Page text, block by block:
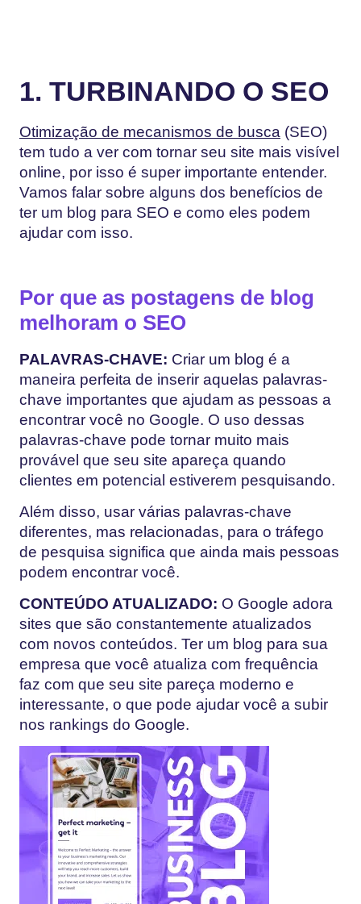
1. TURBINANDO O SEO
Otimização de mecanismos de busca (SEO)
tem tudo a ver com tornar seu site mais visível
online, por isso é super importante entender.
Vamos falar sobre alguns dos benefícios de
ter um blog para SEO e como eles podem
ajudar com isso.
Por que as postagens de blog
melhoram o SEO
PALAVRAS-CHAVE: Criar um blog é a
maneira perfeita de inserir aquelas palavras-
chave importantes que ajudam as pessoas a
encontrar você no Google. O uso dessas
palavras-chave pode tornar muito mais
provável que seu site apareça quando
clientes em potencial estiverem pesquisando.
Além disso, usar várias palavras-chave
diferentes, mas relacionadas, para o tráfego
de pesquisa significa que ainda mais pessoas
podem encontrar você.
CONTEÚDO ATUALIZADO: O Google adora
sites que são constantemente atualizados
com novos conteúdos. Ter um blog para sua
empresa que você atualiza com frequência
faz com que seu site pareça moderno e
interessante, o que pode ajudar você a subir
nos rankings do Google.